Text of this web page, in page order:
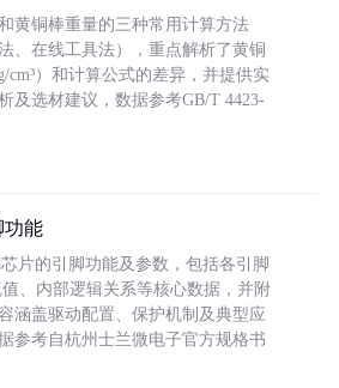
黄铜棒重量的三种常用计算方法
、在线工具法），重点解析了黄铜
cm³）和计算公式的差异，并提供实
及选材建议，数据参考GB/T 4423-
功能
片的引脚功能及参数，包括各引脚
、内部逻辑关系等核心数据，并附
涵盖驱动配置、保护机制及典型应
参考自杭州士兰微电子官方规格书